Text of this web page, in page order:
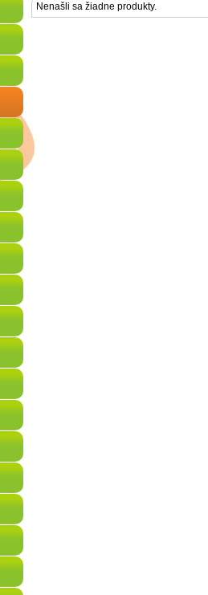
Nenašli sa žiadne produkty.